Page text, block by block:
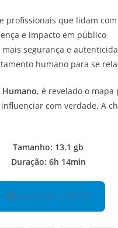
profissionais que lidam com
e impacto em público
segurança e
humano para se
, é revelado o
com verdade. A
Tamanho: 13.1 gb
Duração: 6h 14min
ACESSAR CURSO